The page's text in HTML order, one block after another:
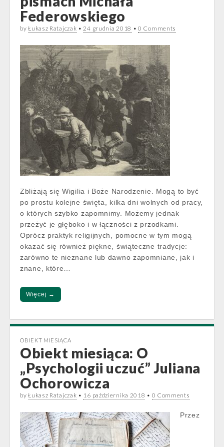
Federowskiego
byŁukasz Ratajczak •24 grudnia 2018 •0 Comments
Zbliżają się Wigilia i Boże Narodzenie. Mogą to być
po prostu kolejne święta, kilka dni wolnych od pracy,
o których szybko zapomnimy. Możemy jednak
przeżyć je głęboko i w łączności z przodkami.
Oprócz praktyk religijnych, pomocne w tym mogą
okazać się również piękne, świąteczne tradycje:
zarówno te nieznane lub dawno zapomniane, jak i
znane, które…
Więcej →
OBIEKT MIESIĄCA
Obiekt miesiąca: O
„Psychologii uczuć” Juliana
Ochorowicza
byŁukasz Ratajczak • 16 października 2018 • 0 Comments
Przez